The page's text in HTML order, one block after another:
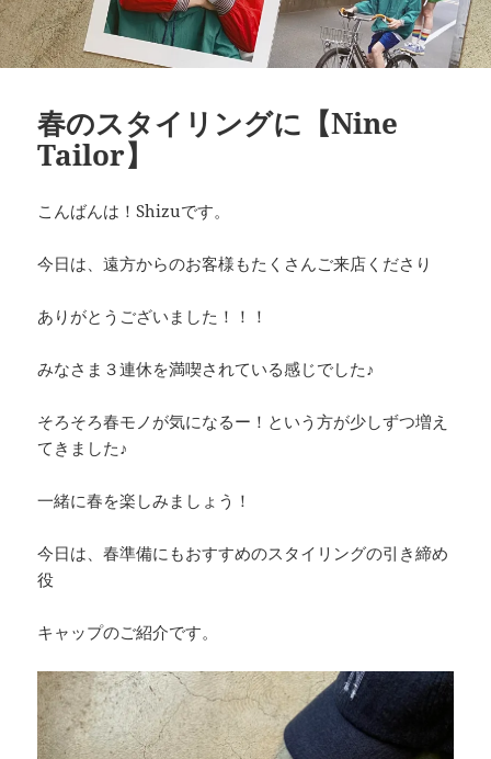
春のスタイリングに【Nine
Tailor】
こんばんは！Shizuです。
今日は、遠方からのお客様もたくさんご来店くださり
ありがとうございました！！！
みなさま３連休を満喫されている感じでした♪
そろそろ春モノが気になるー！という方が少しずつ増え
てきました♪
一緒に春を楽しみましょう！
今日は、春準備にもおすすめのスタイリングの引き締め
役
キャップのご紹介です。